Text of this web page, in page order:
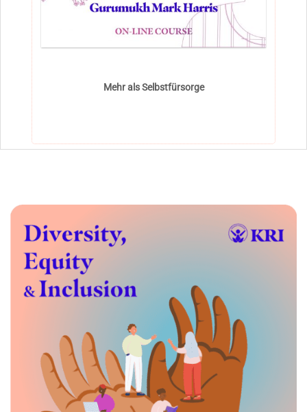
Mehr als Selbstfürsorge